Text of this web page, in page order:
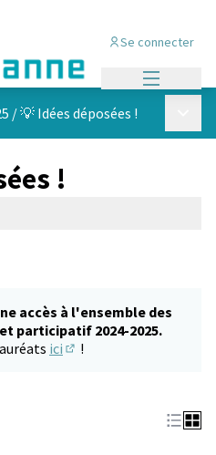
Se connecter
/💡 Idées déposées !
!
accès à l'ensemble des
participatif 2024-2025.
ici !